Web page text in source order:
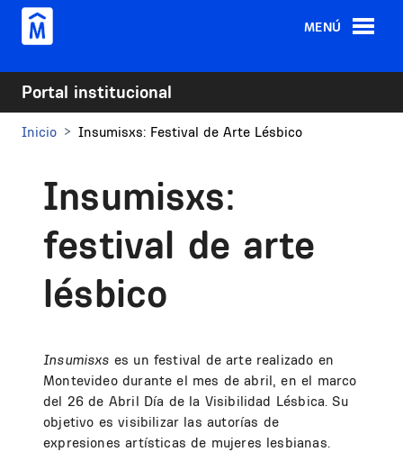
Pasar al contenido principal
MENÚ
Portal institucional
Inicio Insumisxs: Festival de Arte Lésbico
Insumisxs:
festival de arte
lésbico
Insumisxs es un festival de arte realizado en
Montevideo durante el mes de abril, en el marco
del 26 de Abril Día de la Visibilidad Lésbica. Su
objetivo es visibilizar las autorías de
expresiones artísticas de mujeres lesbianas.